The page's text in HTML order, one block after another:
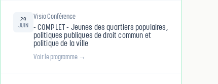
29
JUIN
Visio Conférence
- COMPLET - Jeunes des quartiers populaires,
politiques publiques de droit commun et
politique de la ville
Voir le programme →